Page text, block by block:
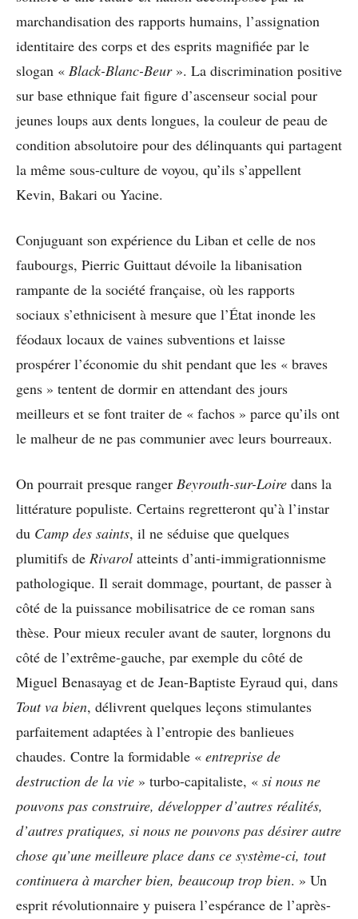
marchandisation des rapports humains, l’assignation
identitaire des corps et des esprits magnifiée par le
slogan « Black-Blanc-Beur». La discrimination positive
sur base ethnique fait figure d’ascenseur social pour
jeunes loups aux dents longues, la couleur de peau de
condition absolutoire pour des délinquants qui partagent
la même sous-culture de voyou, qu’ils s’appellent
Kevin, Bakari ou Yacine.
Conjuguant son expérience du Liban et celle de nos
faubourgs, Pierric Guittaut dévoile la libanisation
rampante de la société française, où les rapports
sociaux s’ethnicisent à mesure que l’État inonde les
féodaux locaux de vaines subventions et laisse
prospérer l’économie du shit pendant que les « braves
gens » tentent de dormir en attendant des jours
meilleurs et se font traiter de « fachos » parce qu’ils ont
le malheur de ne pas communier avec leurs bourreaux.
On pourrait presque ranger Beyrouth-sur-Loire dans la
littérature populiste. Certains regretteront qu’à l’instar
du Camp des saints, il ne séduise que quelques
plumitifs de Rivarol atteints d’anti-immigrationnisme
pathologique. Il serait dommage, pourtant, de passer à
côté de la puissance mobilisatrice de ce roman sans
thèse. Pour mieux reculer avant de sauter, lorgnons du
côté de l’extrême-gauche, par exemple du côté de
Miguel Benasayag et de Jean-Baptiste Eyraud qui, dans
Tout va bien, délivrent quelques leçons stimulantes
parfaitement adaptées à l’entropie des banlieues
chaudes. Contre la formidable « entreprise de
destruction de la vie » turbo-capitaliste, « si nous ne
pouvons pas construire, développer d’autres réalités,
d’autres pratiques, si nous ne pouvons pas désirer autre
chose qu’une meilleure place dans ce système-ci, tout
continuera à marcher bien, beaucoup trop bien. » Un
esprit révolutionnaire y puisera l’espérance de l’après-